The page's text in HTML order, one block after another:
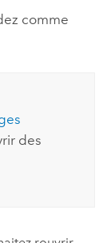
comme
des